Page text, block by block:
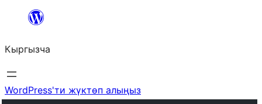
Мазмунга
Кыргызча
WordPress'ти жүктөп алыңыз